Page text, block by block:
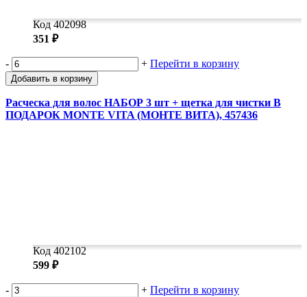
Код 402098
351 ₽
- + Перейти в корзину
Добавить в корзину
Расческа для волос НАБОР 3 шт + щетка для чистки В
ПОДАРОК MONTE VITA (МОНТЕ ВИТА), 457436
Код 402102
599 ₽
- + Перейти в корзину